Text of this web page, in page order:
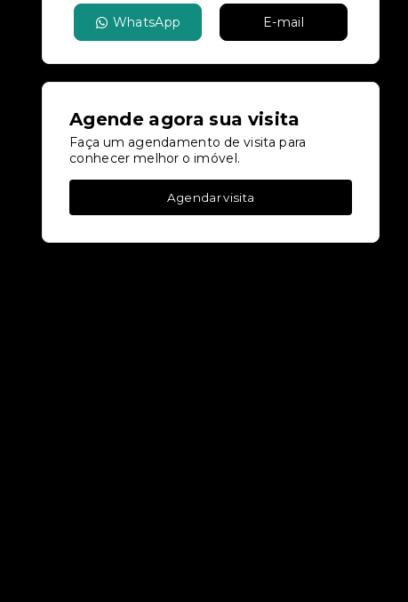
WhatsApp E-mail
Agende agora sua visita
Faça um agendamento de visita para
conhecer melhor o imóvel.
Agendar visita